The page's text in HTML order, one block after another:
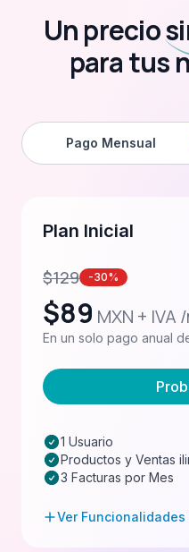
Un precio
para tus
Pago Mensual
Plan Inicial
$129 -30%
$89 MXN + IVA
En un solo pago anual
1 Usuario
Productos y Ventas
3 Facturas por Mes
Ver